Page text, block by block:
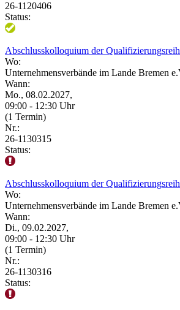
26-1120406
Status:
Abschlusskolloquium der
Wo:
Unternehmensverbände im Lande Bremen
Wann:
Mo., 08.02.2027,
09:00 - 12:30 Uhr
(1 Termin)
Nr.:
26-1130315
Status:
Abschlusskolloquium der
Wo:
Unternehmensverbände im Lande Bremen
Wann:
Di., 09.02.2027,
09:00 - 12:30 Uhr
(1 Termin)
Nr.:
26-1130316
Status: